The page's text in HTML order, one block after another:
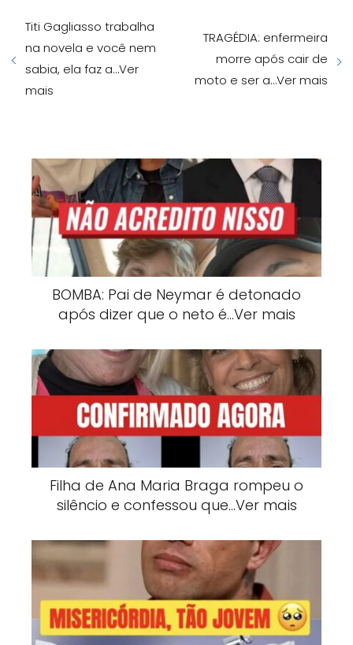
Titi Gagliasso trabalha
na novela e você nem
sabia, ela faz a…Ver
mais
TRAGÉDIA: enfermeira
morre após cair de
moto e ser a…Ver mais
BOMBA: Pai de Neymar é detonado
após dizer que o neto é…Ver mais
Filha de Ana Maria Braga rompeu o
silêncio e confessou que…Ver mais